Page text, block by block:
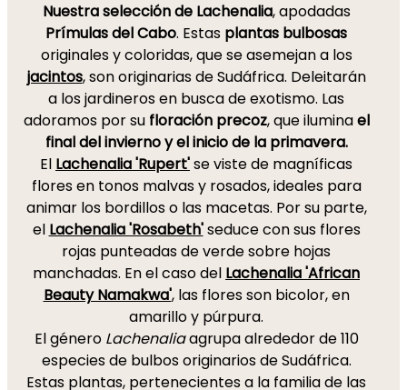
Nuestra selección de Lachenalia, apodadas
Prímulas del Cabo. Estas plantas bulbosas
originales y coloridas, que se asemejan a los
jacintos, son originarias de Sudáfrica. Deleitarán
a los jardineros en busca de exotismo. Las
adoramos por su floración precoz, que iluminael
final del invierno y el inicio de la primavera.
El Lachenalia 'Rupert'se viste de magníficas
flores en tonos malvas y rosados, ideales para
animar los bordillos o las macetas. Por su parte,
el Lachenalia 'Rosabeth'seduce con sus flores
rojas punteadas de verde sobre hojas
manchadas. En el caso del Lachenalia 'African
Beauty Namakwa', las flores son bicolor, en
amarillo y púrpura.
El género Lachenaliaagrupa alrededor de 110
especies de bulbos originarios de Sudáfrica.
Estas plantas, pertenecientes a la familia de las